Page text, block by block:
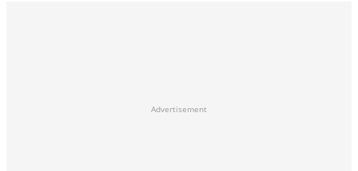
Advertisement